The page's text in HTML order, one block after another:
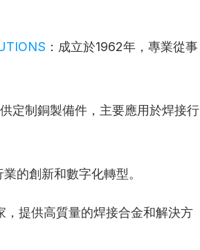
：成立於1962年，專業從事
定制銅製備件，主要應用於焊接行
的創新和數字化轉型。
，提供高質量的焊接合金和解決方